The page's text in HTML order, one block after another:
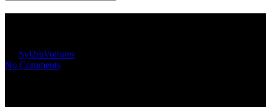
Search
Syl2mVoitures
No Comments